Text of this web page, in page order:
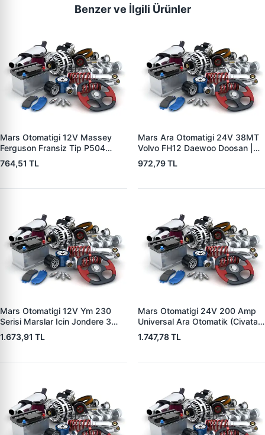
Benzer ve İlgili Ürünler
Mars Otomatigi 12V Massey
Ferguson Fransiz Tip P504
P505 Xxx | ZM 0560
764,51 TL
Mars Ara Otomatigi 24V 38MT
Volvo FH12 Daewoo Doosan |
ZM 4409 | OEM 10512097
972,79 TL
Mars Otomatigi 12V Ym 230
Serisi Marslar Icin Jondere 3
Delik | ZM 1653 | OEM
RE503357
1.673,91 TL
Mars Otomatigi 24V 200 Amp
Universal Ara Otomatik (Civatali)
| ZM 1404
1.747,78 TL